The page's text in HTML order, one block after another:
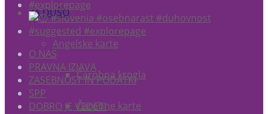
ZA DUŠO
Angelske karte
Čarobna krogla
Čarobne karte
O NAS
PRAVNA IZJAVA
ZASEBNOST IN PODATKI
SPP
DOBRO JE VEDETI